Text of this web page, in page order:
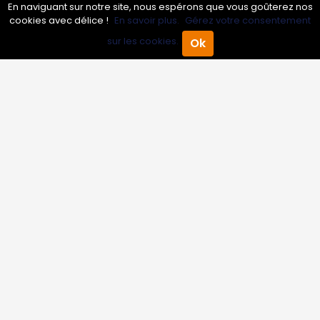
Annuaire Pro Agenda
Infos
En naviguant sur notre site, nous espérons que vous goûterez nos
cookies avec délice ! En savoir plus. Gérez votre consentement
sur les cookies.
Ok